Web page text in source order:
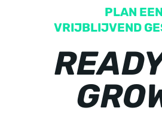
PLAN EEN
VRIJBLIJVEND